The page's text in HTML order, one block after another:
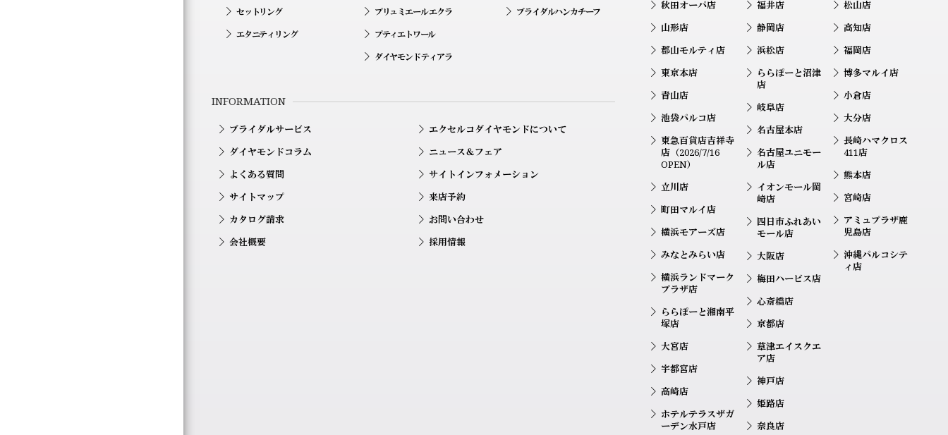
セットリング
エタニティリング
プリュミエール エクラ
プティエトワール
ダイヤモンド ティアラ
ブライダルハンカチーフ
秋田オーパ店
山形店
郡山モルティ店
東京本店
青山店
池袋パルコ店
東急百貨店吉祥寺
店（2026/7/16
OPEN）
立川店
町田マルイ店
横浜モアーズ店
みなとみらい店
横浜ランドマーク
プラザ店
ららぽーと湘南平
塚店
大宮店
宇都宮店
高崎店
ホテルテラスザガ
ーデン水戸店
福井店
静岡店
浜松店
ららぽーと沼津
店
岐阜店
名古屋本店
名古屋ユニモー
ル店
イオンモール岡
崎店
四日市ふれあい
モール店
大阪店
梅田ハービス店
心斎橋店
京都店
草津エイスクエ
ア店
神戸店
姫路店
奈良店
松山店
高知店
福岡店
博多マルイ店
小倉店
大分店
長崎ハマクロス
411店
熊本店
宮崎店
アミュプラザ鹿
児島店
沖縄パルコシテ
ィ店
INFORMATION
ブライダルサービス
エクセルコダイヤモンドについて
ダイヤモンドコラム
ニュース＆フェア
よくある質問
サイトインフォメーション
サイトマップ
来店予約
カタログ請求
お問い合わせ
会社概要
採用情報